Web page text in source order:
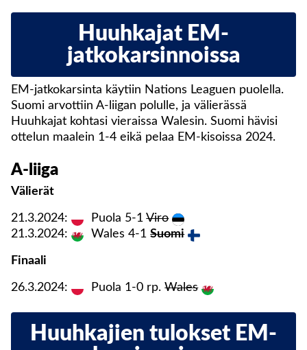
Huuhkajat EM-
jatkokarsinnoissa
EM-jatkokarsinta käytiin Nations Leaguen puolella.
Suomi arvottiin A-liigan polulle, ja välierässä
Huuhkajat kohtasi vieraissa Walesin. Suomi hävisi
ottelun maalein 1-4 eikä pelaa EM-kisoissa 2024.
A-liiga
Välierät
21.3.2024: Puola 5-1Viro
21.3.2024:
Wales 4-1Suomi
Finaali
26.3.2024: Puola 1-0 rp.Wales
Huuhkajien tulokset EM-